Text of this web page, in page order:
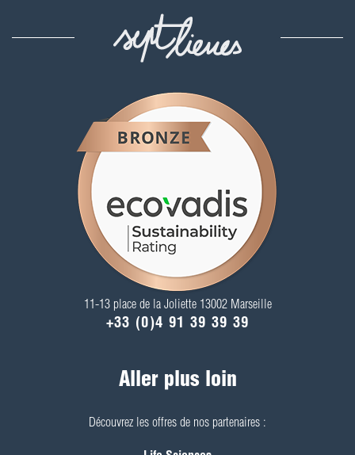
11-13 place de la Joliette 13002 Marseille
+33 (0)4 91 39 39 39
Aller plus loin
Découvrez les offres de nos partenaires :